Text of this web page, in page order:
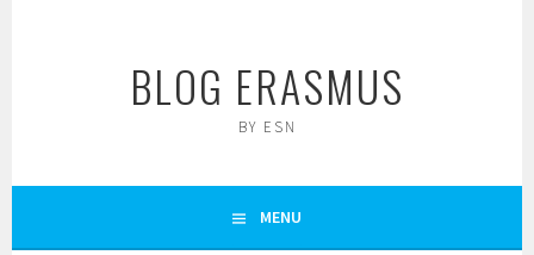
BLOG ERASMUS
BY ESN
MENU